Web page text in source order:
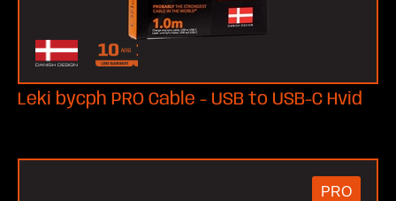
Leki bycph PRO Cable - USB to USB-C Hvid
PRO